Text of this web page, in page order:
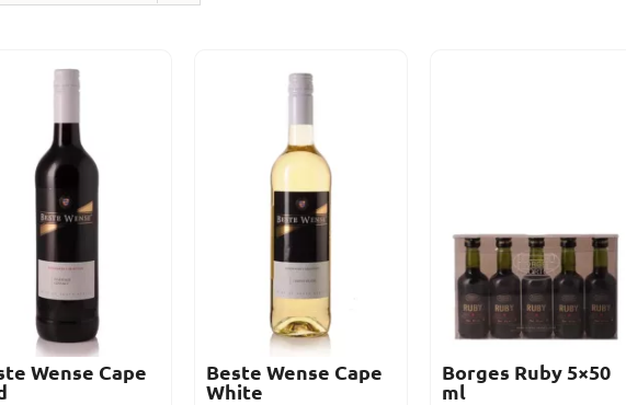
Wense Cape
Beste Wense Cape
White
Borges Ruby 5×50
ml